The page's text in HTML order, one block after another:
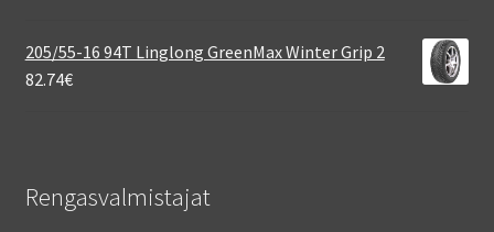
205/55-16 94T Linglong GreenMax Winter Grip 2
82.74€
Rengasvalmistajat